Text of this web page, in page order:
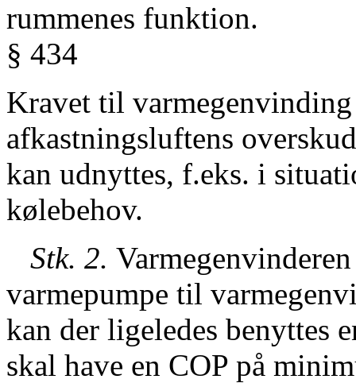
rummenes funktion.
§ 434
Kravet til
afkastningsluftens
kan udnyttes, f.eks. i
kølebehov.
Stk. 2. Varmegenvinderen
varmepumpe til
kan der ligeledes benyttes
skal have en COP på